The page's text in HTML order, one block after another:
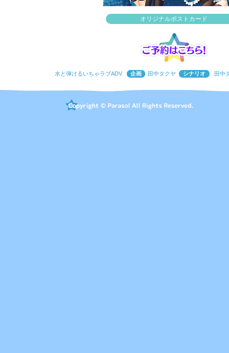
オリジナルポストカード
水と弾けるいちゃラブADV 企画 田中タクヤ シナリオ 田中